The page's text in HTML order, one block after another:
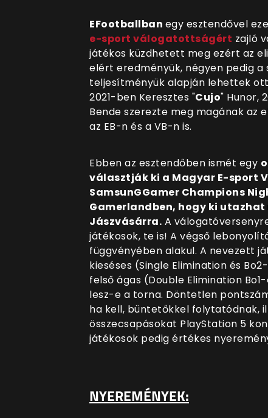
EFootballban egy esztendővel
e-sport válogatottságért zajló
játékos küzdhetett meg ezért az
elért eredményük, négyen pedig
teljesítményük alapján lehettek
2021-ben Keresztes "Cujo" Hunor,
Bende szerezte meg magának az
az EB-n és a VB-n is.
Ebben az esztendőben ismét egy
választják ki a Magyar E-
SamsunGGamer Champions
Gamerlandben, hogy ki
Jászvásárra. A
játékosok, te is! A végső
függvényében alakul. A nevezett
kieséses (Single Elimination és
felső ágas (Double Elimination
lesz-e a torna. Döntetlen
ha kell, büntetőkkel folytatódnak,
összecsapásokat PlayStation 5
játékosok pedig értékes
NYEREMÉNYEK: